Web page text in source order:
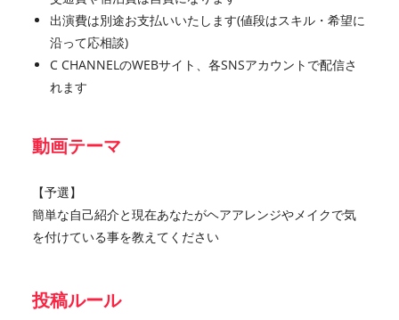
出演費は別途お支払いいたします(値段はスキル・希望に
沿って応相談)
C CHANNELのWEBサイト、各SNSアカウントで配信さ
れます
動画テーマ
【予選】
簡単な自己紹介と現在あなたがヘアアレンジやメイクで気
を付けている事を教えてください
投稿ルール